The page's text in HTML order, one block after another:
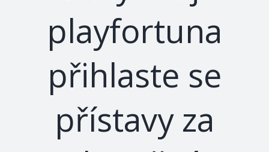
playfortuna
přihlaste se
přístavy za